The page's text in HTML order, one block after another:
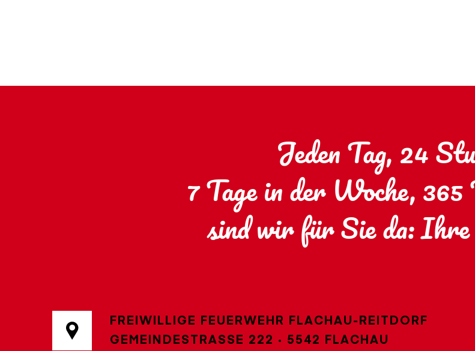
Jeden Tag, 24
7 Tage in der Woche,
sind wir für Sie da:
FREIWILLIGE FEUERWEHR FLACHAU-REITDORF
GEMEINDESTRASSE 222
· 5542 FLACHAU